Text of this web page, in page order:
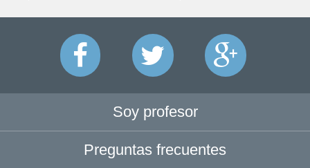
Soy profesor
Preguntas frecuentes